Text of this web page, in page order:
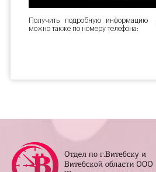
Получить подробную информацию
можно также по номеру телефона: